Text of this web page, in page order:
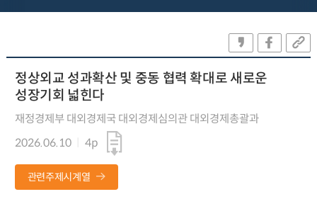
정상외교 성과확산 및 중동 협력 확대로 새로운
성장기회 넓힌다
재정경제부 대외경제국 대외경제심의관 대외경제총괄과
2026.06.10
4p
관련주제시계열